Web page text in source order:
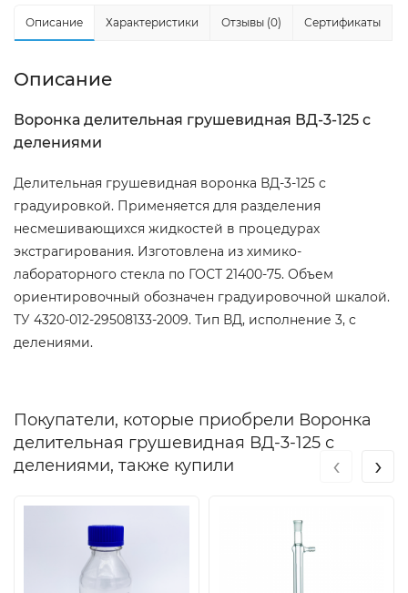
Описание Характеристики Отзывы (0) Сертификаты
Описание
Воронка делительная грушевидная ВД-3-125 с
делениями
Делительная грушевидная воронка ВД-3-125 с
градуировкой. Применяется для разделения
несмешивающихся жидкостей в процедурах
экстрагирования. Изготовлена из химико-
лабораторного стекла по ГОСТ 21400-75. Объем
ориентировочный обозначен градуировочной шкалой.
ТУ 4320-012-29508133-2009. Тип ВД, исполнение 3, с
делениями.
Покупатели, которые приобрели Воронка
делительная грушевидная ВД-3-125 с
делениями, также купили
‹ ›